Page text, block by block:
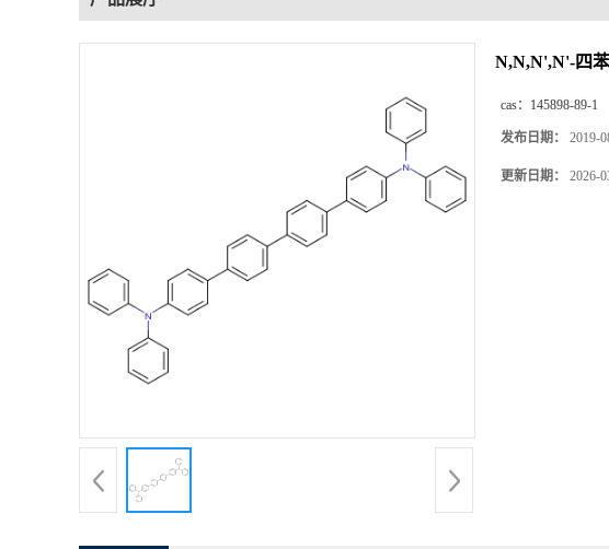
N,N,N',N'-四
cas： 145898-89-1
发布日期： 2019-
更新日期： 2026-